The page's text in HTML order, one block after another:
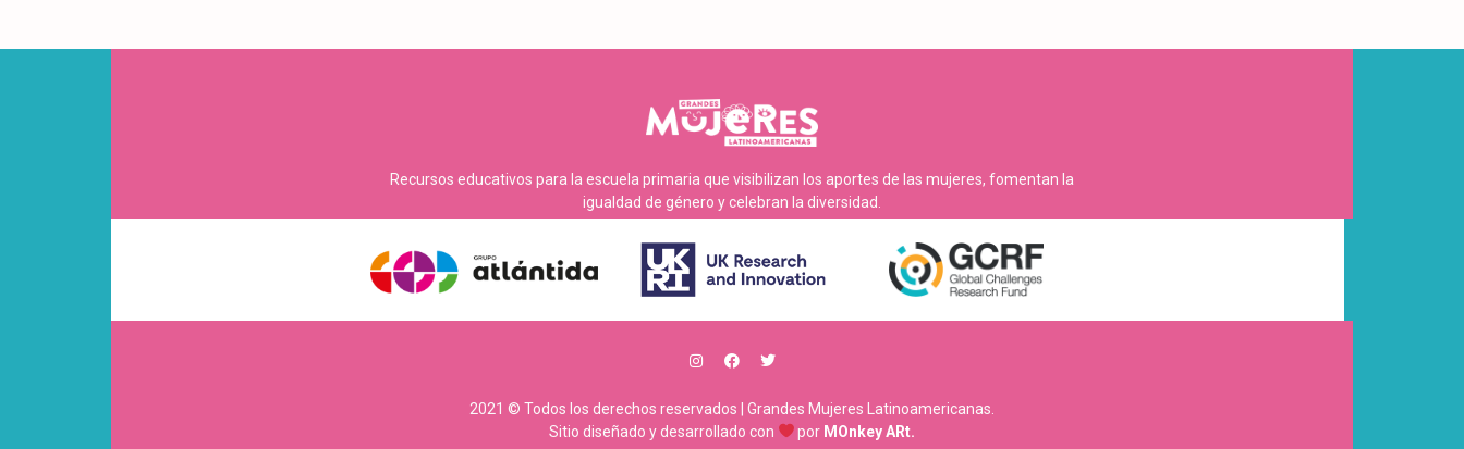
Recursos educativos para la escuela primaria que visibilizan los aportes de las mujeres, fomentan la
igualdad de género y celebran la diversidad.
2021 © Todos los derechos reservados | Grandes Mujeres Latinoamericanas.
Sitio diseñado y desarrollado con
por MOnkey ARt.